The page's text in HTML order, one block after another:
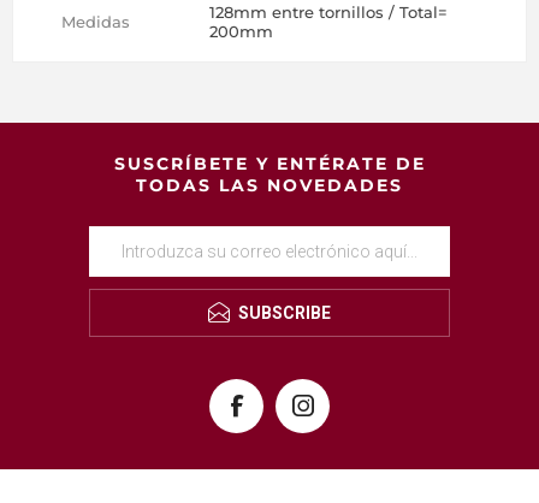
Medidas
128mm entre tornillos / Total=
200mm
SUSCRÍBETE Y ENTÉRATE DE
TODAS LAS NOVEDADES
SUBSCRIBE